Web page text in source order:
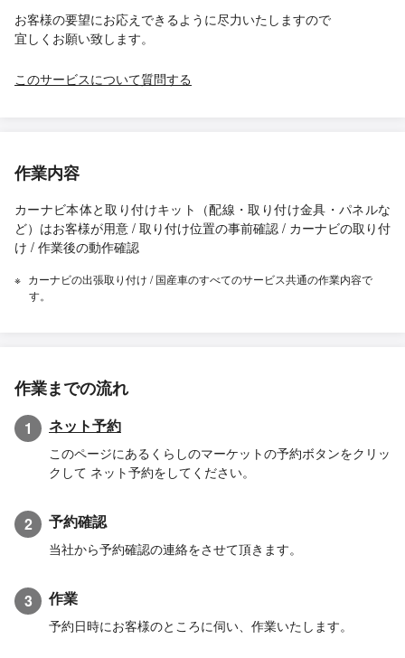
お客様の要望にお応えできるように尽力いたしますので
宜しくお願い致します。
このサービスについて質問する
作業内容
カーナビ本体と取り付けキット（配線・取り付け金具・パネルな
ど）はお客様が用意 / 取り付け位置の事前確認 / カーナビの取り付
け / 作業後の動作確認
カーナビの出張取り付け / 国産車のすべてのサービス共通の作業内容で
す。
作業までの流れ
1 ネット予約
このページにあるくらしのマーケットの予約ボタンをクリッ
クして ネット予約をしてください。
2 予約確認
当社から予約確認の連絡をさせて頂きます。
3 作業
予約日時にお客様のところに伺い、作業いたします。